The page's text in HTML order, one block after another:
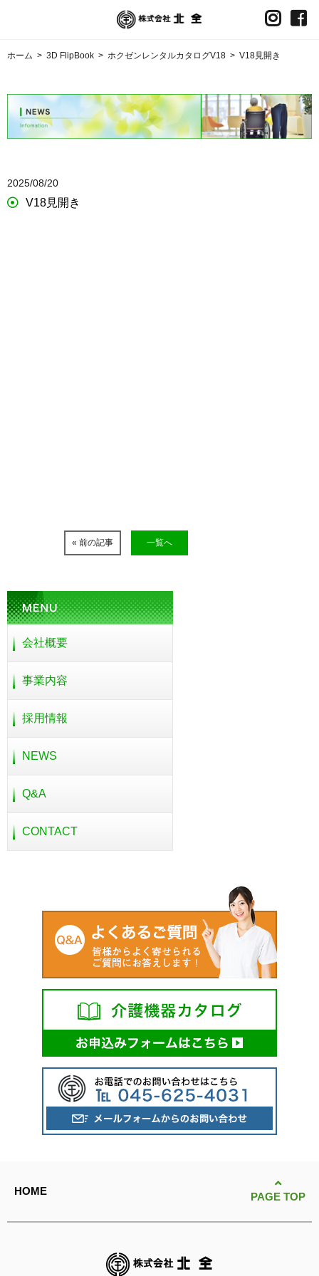
ホーム > 3D FlipBook > ホクゼンレンタルカタログV18 > V18見開き
2025/08/20
V18見開き
« 前の記事 一覧へ
会社概要
事業内容
採用情報
NEWS
Q&A
CONTACT
HOME PAGE TOP